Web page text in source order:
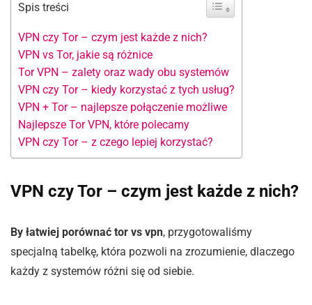
Spis treści
VPN czy Tor – czym jest każde z nich?
VPN vs Tor, jakie są różnice
Tor VPN – zalety oraz wady obu systemów
VPN czy Tor – kiedy korzystać z tych usług?
VPN + Tor – najlepsze połączenie możliwe
Najlepsze Tor VPN, które polecamy
VPN czy Tor – z czego lepiej korzystać?
VPN czy Tor – czym jest każde z nich?
By łatwiej porównać tor vs vpn, przygotowaliśmy
specjalną tabelkę, która pozwoli na zrozumienie, dlaczego
każdy z systemów różni się od siebie.